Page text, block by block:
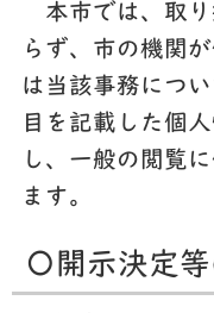
本市では、取り
らず、市の機関
は当該事務につ
目を記載した個
し、一般の閲覧
ます。
〇開示決定